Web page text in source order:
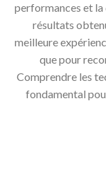
performances et
résultats
meilleure
que pour
Comprendre les
fondamental